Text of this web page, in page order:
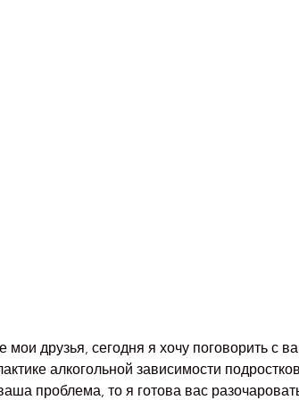
мои друзья, сегодня я хочу поговорить с
алкогольной зависимости
проблема, то я готова вас